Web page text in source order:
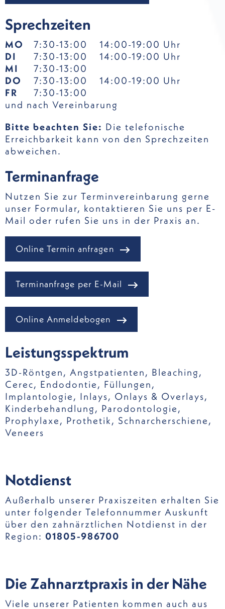
Sprechzeiten
MO 7:30-13:00
14:00-19:00 Uhr
DI
7:30-13:00
14:00-19:00 Uhr
MI
7:30-13:00
DO 7:30-13:00 14:00-19:00 Uhr
FR
7:30-13:00
und nach Vereinbarung
Bitte beachten Sie: Die telefonische
Erreichbarkeit kann von den Sprechzeiten
abweichen.
Terminanfrage
Nutzen Sie zur Terminvereinbarung gerne
unser Formular, kontaktieren Sie uns per E-
Mail oder rufen Sie uns in der Praxis an.
Online Termin anfragen
Terminanfrage per E-Mail
Online Anmeldebogen
Leistungsspektrum
3D-Röntgen, Angstpatienten, Bleaching,
Cerec, Endodontie, Füllungen,
Implantologie, Inlays, Onlays & Overlays,
Kinderbehandlung, Parodontologie,
Prophylaxe, Prothetik, Schnarcherschiene,
Veneers
Notdienst
Außerhalb unserer Praxiszeiten erhalten Sie
unter folgender Telefonnummer Auskunft
über den zahnärztlichen Notdienst in der
Region: 01805-986700
Die Zahnarztpraxis in der Nähe
Viele unserer Patienten kommen auch aus